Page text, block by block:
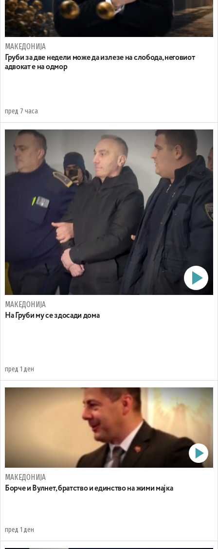
МАКЕДОНИЈА
Груби за две недели може да излезе на слобода, неговиот
адвокат е на одмор
пред 7 часа
МАКЕДОНИЈА
На Груби му се здосади дома
пред 1 ден
МАКЕДОНИЈА
Борче и Вулнет, братство и единство на жими мајка
пред 1 ден